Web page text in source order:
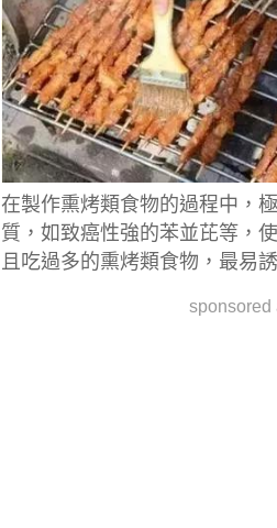
在製作熏烤類食物的過程中，
質，如致癌性強的苯並芘等，
且吃過多的熏烤類食物，最易
sponsored